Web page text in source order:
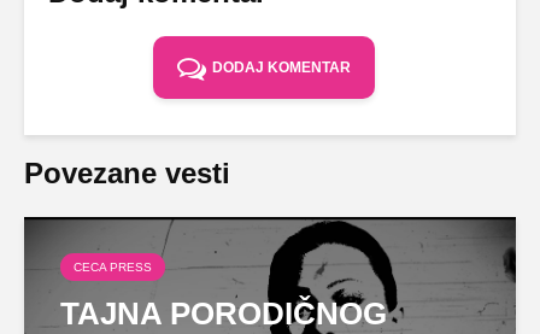
DODAJ KOMENTAR
Povezane vesti
CECA PRESS
TAJNA PORODIČNOG